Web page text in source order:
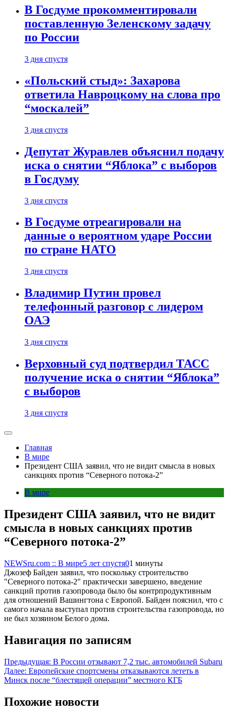
В Госдуме прокомментировали
поставленную Зеленскому задачу
по России
3 дня спустя
«Польский стыд»: Захарова
ответила Навроцкому на слова про
“москалей”
3 дня спустя
Депутат Журавлев объяснил подачу
иска о снятии “Яблока” с выборов
в Госдуму
3 дня спустя
В Госдуме отреагировали на
данные о вероятном ударе России
по стране НАТО
3 дня спустя
Владимир Путин провел
телефонный разговор с лидером
ОАЭ
3 дня спустя
Верховный суд подтвердил ТАСС
получение иска о снятии “Яблока”
с выборов
3 дня спустя
Главная
В мире
Президент США заявил, что не видит смысла в новых
санкциях против “Северного потока-2”
В мире
Президент США заявил, что не видит
смысла в новых санкциях против
“Северного потока-2”
NEWSru.com :: В мире5 лет спустя01 минуты
Джозеф Байден заявил, что поскольку строительство
"Северного потока-2" практически завершено, введение
санкций против газопровода было бы контрпродуктивным
для отношений Вашингтона с Европой. Байден пояснил, что с
самого начала выступал против строительства газопровода, но
не был хозяином Белого дома.
Навигация по записям
Предыдущая: В России отзывают 7,2 тыс. автомобилей Subaru
Далее: Европейские спортсмены отказываются лететь в
Минск после “блестящей операции” местного КГБ
Похожие новости